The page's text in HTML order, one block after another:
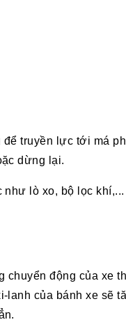
truyền lực tới má
dừng lại.
lò xo, bộ lọc
động của xe
của bánh xe sẽ